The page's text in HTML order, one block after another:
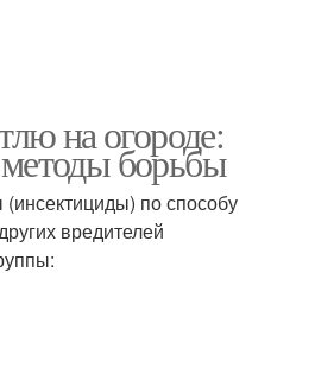
на огороде:
борьбы
по способу
вредителей